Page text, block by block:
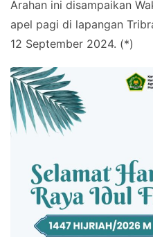
Arahan ini disampaikan
apel pagi di lapangan
12 September 2024. (*)